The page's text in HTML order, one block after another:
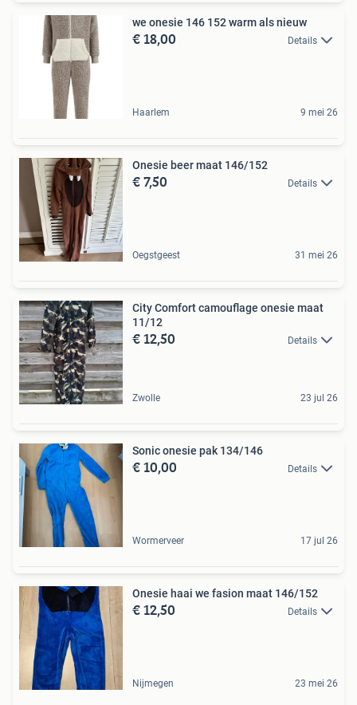
we onesie 146 152 warm als nieuw
€ 18,00 Details
Haarlem 9 mei 26
Onesie beer maat 146/152
€ 7,50 Details
Oegstgeest 31 mei 26
City Comfort camouflage onesie maat
11/12
€ 12,50 Details
Zwolle 23 jul 26
Sonic onesie pak 134/146
€ 10,00 Details
Wormerveer 17 jul 26
Onesie haai we fasion maat 146/152
€ 12,50 Details
Nijmegen 23 mei 26